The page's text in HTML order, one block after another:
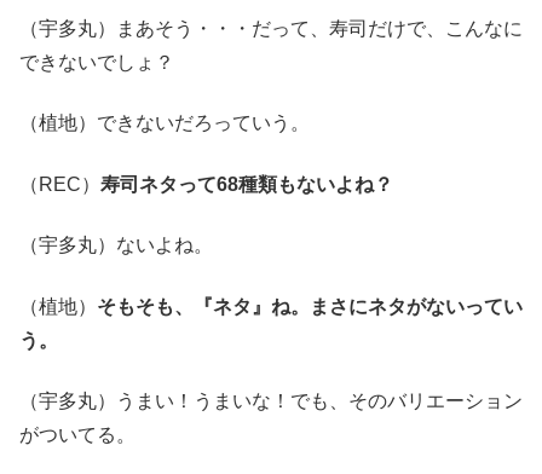
（宇多丸）まあそう・・・だって、寿司だけで、こんなに
できないでしょ？
（植地）できないだろっていう。
（REC） 寿司ネタって68種類もないよね？
（宇多丸）ないよね。
（植地） そもそも、『ネタ』ね。まさにネタがないってい
う。
（宇多丸）うまい！うまいな！でも、そのバリエーション
がついてる。